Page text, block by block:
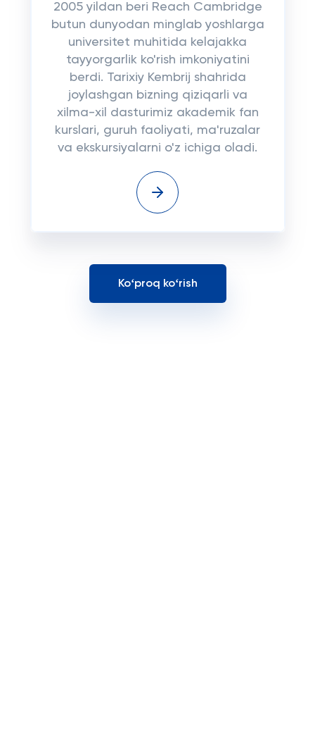
2005 yildan beri Reach Cambridge
butun dunyodan minglab yoshlarga
universitet muhitida kelajakka
tayyorgarlik ko'rish imkoniyatini
berdi. Tarixiy Kembrij shahrida
joylashgan bizning qiziqarli va
xilma-xil dasturimiz akademik fan
kurslari, guruh faoliyati, ma'ruzalar
va ekskursiyalarni o'z ichiga oladi.
Koʻproq koʻrish